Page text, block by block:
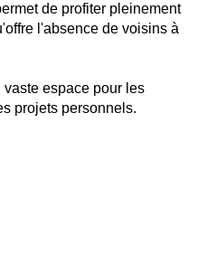
de profiter pleinement
l'absence de voisins à
espace pour les
projets personnels.